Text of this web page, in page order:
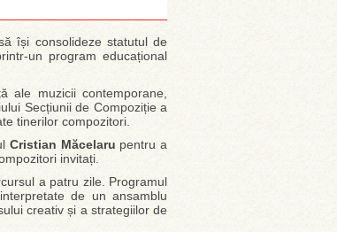
își consolideze statutul de
un program educațional
ale muzicii contemporane,
Secțiunii de Compoziție a
tinerilor compozitori.
Cristian Măcelaru pentru a
invitați.
a patru zile. Programul
de un ansamblu
creativ și a strategiilor de